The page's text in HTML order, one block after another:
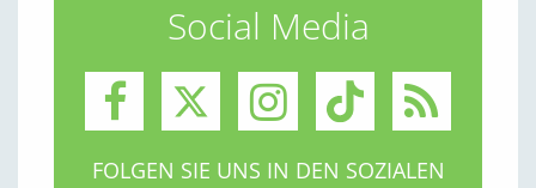
Social Media
FOLGEN SIE UNS IN DEN SOZIALEN